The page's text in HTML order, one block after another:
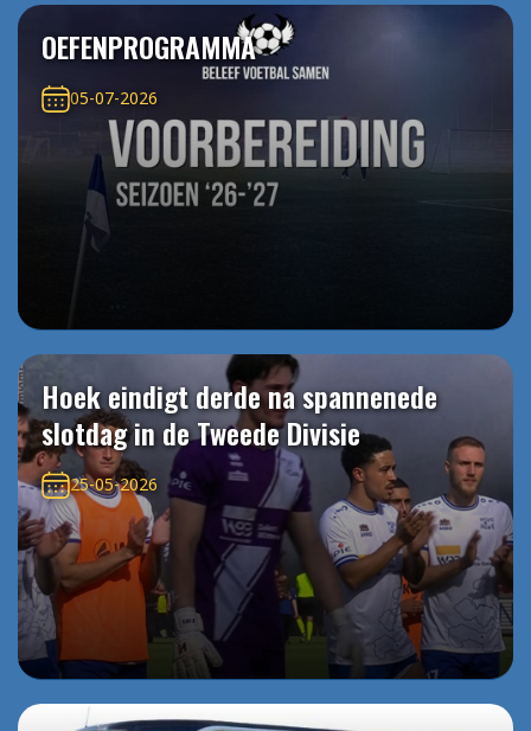
OEFENPROGRAMMA
05-07-2026
Hoek eindigt derde na spannenede
slotdag in de Tweede Divisie
25-05-2026